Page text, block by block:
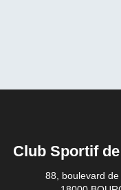
Club Sportif
88, boulevard de